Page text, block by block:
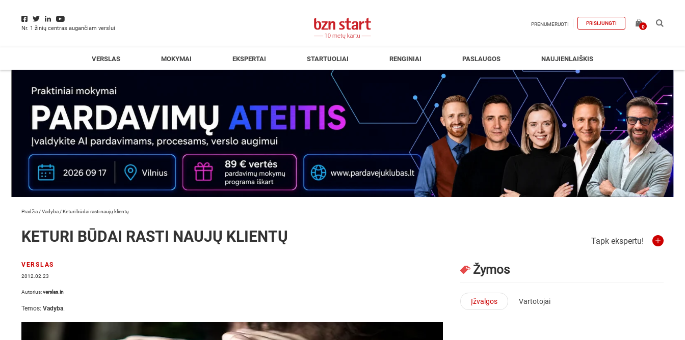
Nr. 1 žinių centras augančiam verslui
PRENUMERUOTI PRISIJUNGTI
0
VERSLAS MOKYMAI EKSPERTAI STARTUOLIAI RENGINIAI PASLAUGOS NAUJIENLAIŠKIS
Pradžia /Vadyba /Keturi būdai rasti naujų klientų
KETURI BŪDAI RASTI NAUJŲ KLIENTŲ
VERSLAS
2012.02.23
Autorius:verslas.in
Temos: Vadyba.
Tapk ekspertu!
Žymos
Įžvalgos Vartotojai